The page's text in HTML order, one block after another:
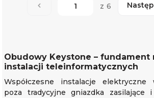
z 6
Obudowy Keystone – fundament
instalacji teleinformatycznych
Współczesne instalacje elektryczne
poza tradycyjne gniazdka zasilające i